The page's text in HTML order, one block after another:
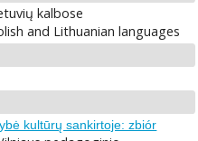
kalbose
and Lithuanian languages
kultūrų sankirtoje: zbiór